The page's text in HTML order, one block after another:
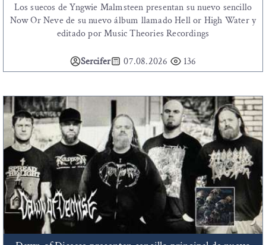
Los suecos de Yngwie Malmsteen presentan su nuevo sencillo
Now Or Neve de su nuevo álbum llamado Hell or High Water y
editado por Music Theories Recordings
Sercifer 07.08.2026 136